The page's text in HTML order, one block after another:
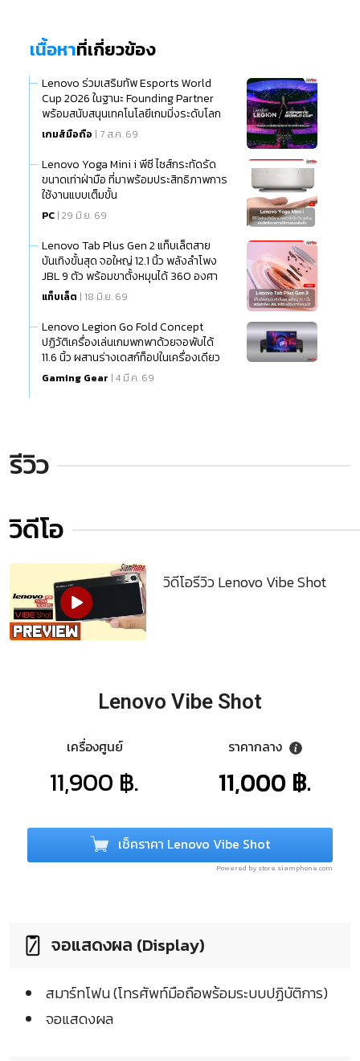
เนื้อหาที่เกี่ยวข้อง
Lenovo ร่วมเสริมทัพ Esports World
Cup 2026 ในฐานะ Founding Partner
พร้อมสนับสนุนเทคโนโลยีเกมมิ่งระดับโลก
เกมส์มือถือ | 7 ส.ค. 69
Lenovo Yoga Mini i พีซี ไซส์กระทัดรัด
ขนาดเท่าฝ่ามือ ที่มาพร้อมประสิทธิภาพการ
ใช้งานแบบเต็มขั้น
PC | 29 มิ.ย. 69
Lenovo Tab Plus Gen 2 แท็บเล็ตสาย
บันเทิงขั้นสุด จอใหญ่ 12.1 นิ้ว พลังลำโพง
JBL 9 ตัว พร้อมขาตั้งหมุนได้ 360 องศา
แท็บเล็ต | 18 มิ.ย. 69
Lenovo Legion Go Fold Concept
ปฏิวัติเครื่องเล่นเกมพกพาด้วยจอพับได้
11.6 นิ้ว ผสานร่างเดสก์ท็อปในเครื่องเดียว
Gaming Gear | 4 มี.ค. 69
รีวิว
วิดีโอ
วิดีโอรีวิว Lenovo Vibe Shot
Lenovo Vibe Shot
เครื่องศูนย์
11,900 ฿.
ราคากลาง
11,000 ฿.
เช็คราคา Lenovo Vibe Shot
Powered by store.siamphone.com
จอแสดงผล (Display)
สมาร์ทโฟน (โทรศัพท์มือถือพร้อมระบบปฏิบัติการ)
จอแสดงผล